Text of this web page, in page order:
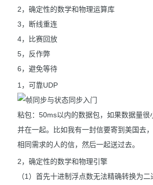
2，确定性的数学和物理运算库
3，断线重连
4，比赛回放
5，反作弊
6，避免等待
1，可靠UDP
粘包：50ms以内的数据包，如果数据量很
并在一起。比如我有一封信要寄到美国去
相同需求的人的信，然后一起送过去。
2，确定性的数学和物理引擎
（1）首先十进制浮点数无法精确转换为二